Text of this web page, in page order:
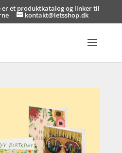
er et produktkatalog og linker til
kontakt@letsshop.dk